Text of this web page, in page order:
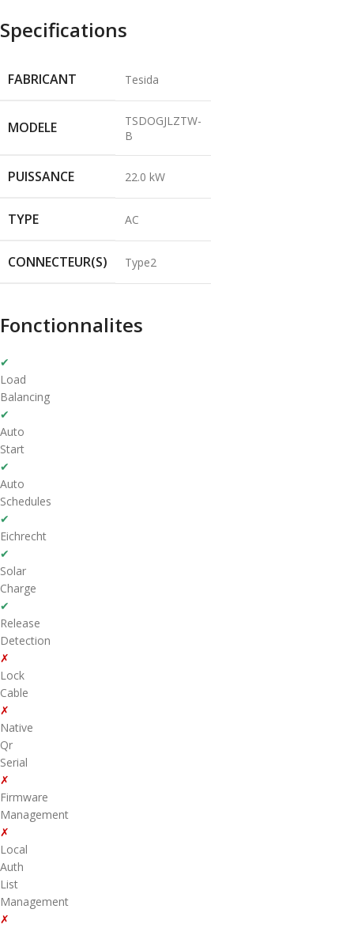
Specifications
FABRICANT Tesida
MODELE
TSDOGJLZTW-
B
PUISSANCE 22.0 kW
TYPE AC
CONNECTEUR(S) Type2
Fonctionnalites
✔
Load
Balancing
✔
Auto
Start
✔
Auto
Schedules
✔
Eichrecht
✔
Solar
Charge
✔
Release
Detection
✗
Lock
Cable
✗
Native
Qr
Serial
✗
Firmware
Management
✗
Local
Auth
List
Management
✗